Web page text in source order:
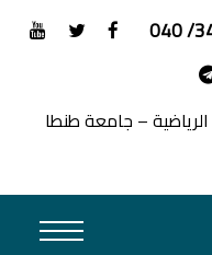
– جامعة طنطا